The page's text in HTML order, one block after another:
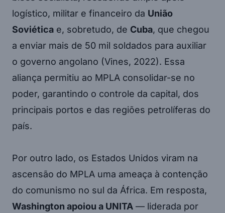
logístico, militar e financeiro da União
Soviética e, sobretudo, de Cuba, que chegou
a enviar mais de 50 mil soldados para auxiliar
o governo angolano (Vines, 2022). Essa
aliança permitiu ao MPLA consolidar-se no
poder, garantindo o controle da capital, dos
principais portos e das regiões petrolíferas do
país.
Por outro lado, os Estados Unidos viram na
ascensão do MPLA uma ameaça à contenção
do comunismo no sul da África. Em resposta,
Washington apoiou a UNITA — liderada por